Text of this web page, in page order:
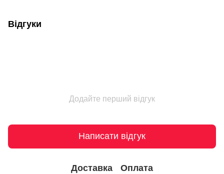
Відгуки
Додайте перший відгук
Написати відгук
Доставка Оплата